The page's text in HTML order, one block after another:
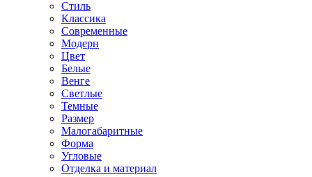
Стиль
Классика
Современные
Модерн
Цвет
Белые
Венге
Светлые
Темные
Размер
Малогабаритные
Форма
Угловые
Отделка и материал